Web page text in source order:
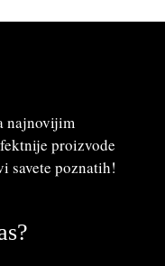
najnovijim
proizvode
savete poznatih!